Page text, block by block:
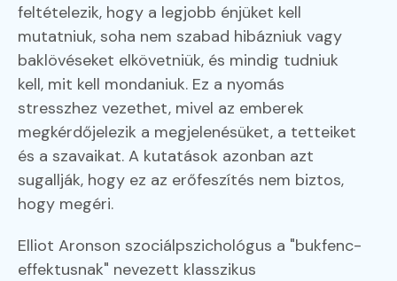
feltételezik, hogy a legjobb énjüket kell
mutatniuk, soha nem szabad hibázniuk vagy
baklövéseket elkövetniük, és mindig tudniuk
kell, mit kell mondaniuk. Ez a nyomás
stresszhez vezethet, mivel az emberek
megkérdőjelezik a megjelenésüket, a tetteiket
és a szavaikat. A kutatások azonban azt
sugallják, hogy ez az erőfeszítés nem biztos,
hogy megéri.
Elliot Aronson szociálpszichológus a "bukfenc-
effektusnak" nevezett klasszikus